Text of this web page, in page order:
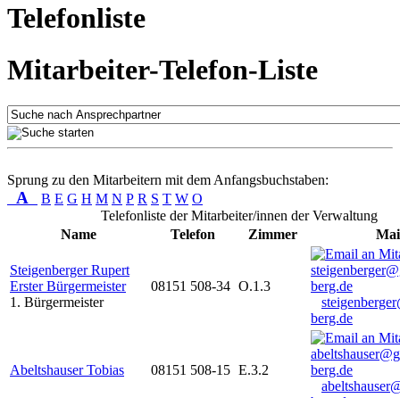
Telefonliste
Mitarbeiter-Telefon-Liste
Sprung zu den Mitarbeitern mit dem Anfangsbuchstaben:
A B E G H M N P R S T W O
Telefonliste der Mitarbeiter/innen der Verwaltung
Name
Telefon Zimmer
Steigenberger Rupert
Erster Bürgermeister
1. Bürgermeister
08151 508-34 O.1.3
berg.de
Abeltshauser Tobias 08151 508-15 E.3.2